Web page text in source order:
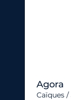
Agora
Caïques